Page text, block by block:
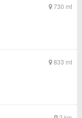
730 mt
833 mt